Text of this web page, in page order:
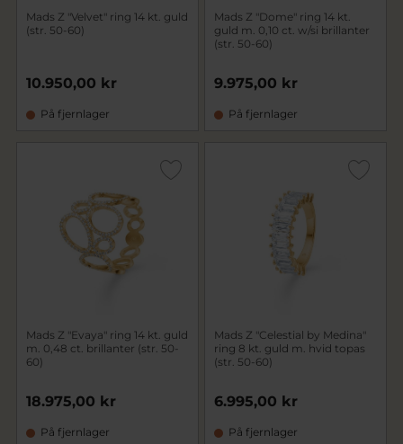
Mads Z "Velvet" ring 14 kt. guld
(str. 50-60)
10.950,00 kr
På fjernlager
Mads Z "Dome" ring 14 kt.
guld m. 0,10 ct. w/si brillanter
(str. 50-60)
9.975,00 kr
På fjernlager
Mads Z "Evaya" ring 14 kt. guld
m. 0,48 ct. brillanter (str. 50-
60)
18.975,00 kr
På fjernlager
Mads Z "Celestial by Medina"
ring 8 kt. guld m. hvid topas
(str. 50-60)
6.995,00 kr
På fjernlager